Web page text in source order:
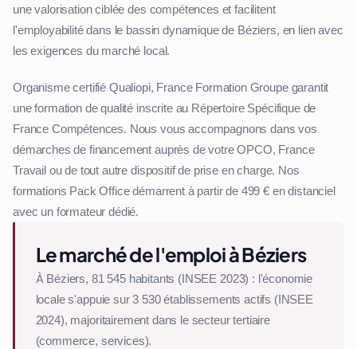
une valorisation ciblée des compétences et facilitent
l'employabilité dans le bassin dynamique de Béziers, en lien avec
les exigences du marché local.
Organisme certifié Qualiopi, France Formation Groupe garantit
une formation de qualité inscrite au Répertoire Spécifique de
France Compétences. Nous vous accompagnons dans vos
démarches de financement auprès de votre OPCO, France
Travail ou de tout autre dispositif de prise en charge. Nos
formations Pack Office démarrent à partir de 499 € en distanciel
avec un formateur dédié.
Le marché de l'emploi à Béziers
À Béziers, 81 545 habitants (INSEE 2023) : l'économie
locale s'appuie sur 3 530 établissements actifs (INSEE
2024), majoritairement dans le secteur tertiaire
(commerce, services).